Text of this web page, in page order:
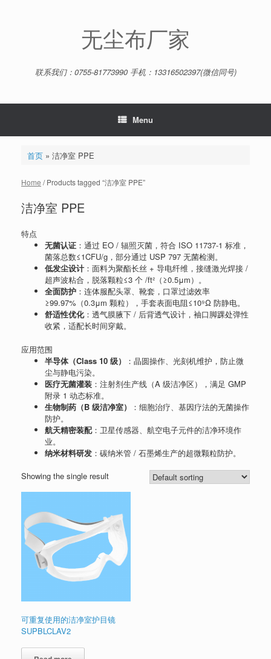
无尘布厂家
联系我们：0755-81773990 手机：13316502397(微信同号)
Menu
首页» 洁净室 PPE
Home / Products tagged “洁净室 PPE”
洁净室 PPE
特点
无菌认证 ：通过 EO / 辐照灭菌，符合 ISO 11737-1 标准，
菌落总数≤1CFU/g，部分通过 USP 797 无菌检测。
低发尘设计：面料为聚酯长丝 + 导电纤维，接缝激光焊接 /
超声波粘合，脱落颗粒≤3 个 /ft²（≥0.5μm）。
全面防护 ：连体服配头罩、靴套，口罩过滤效率
≥99.97%（0.3μm 颗粒），手套表面电阻≤10⁹Ω 防静电。
舒适性优化：透气膜腋下 / 后背透气设计，袖口脚踝处弹性
收紧，适配长时间穿戴。
应用范围
半导体（Class 10 级）
：晶圆操作、光刻机维护，防止微
尘与静电污染。
医疗无菌灌装 ：注射剂生产线（A 级洁净区），满足 GMP
附录 1 动态标准。
生物制药（B 级洁净室）
：细胞治疗、基因疗法的无菌操作
防护。
航天精密装配：卫星传感器、航空电子元件的洁净环境作
业。
纳米材料研发 ：碳纳米管 / 石墨烯生产的超微颗粒防护。
Showing the single result
可重复使用的洁净室护目镜
SUPBLCLAV2